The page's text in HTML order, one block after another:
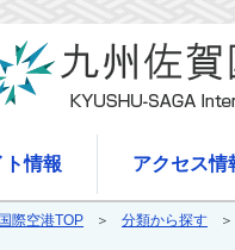
ト情報 アクセス情
際空港TOP 分類から探す